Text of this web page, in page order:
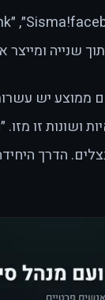
שנייה
ממוצע יש
ושונות זו
הדרך